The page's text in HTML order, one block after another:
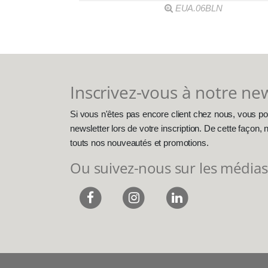
EUA.06BLN
Inscrivez-vous à notre
Si vous n'êtes pas encore client chez nous, vous
newsletter lors de votre inscription. De cette façon,
touts nos nouveautés et promotions.
Ou suivez-nous sur les